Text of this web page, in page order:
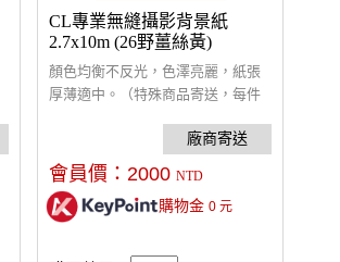
CL專業無縫攝影背景紙
2.7x10m (26野薑絲黃)
顏色均衡不反光，色澤亮麗，紙張
厚薄適中。（特殊商品寄送，每件
會員價： 2000 NTD
購物金 0元